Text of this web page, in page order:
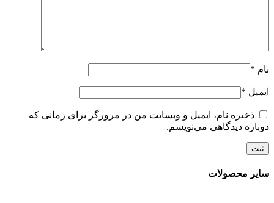
نام *
ایمیل *
ذخیره نام، ایمیل و وبسایت من در مرورگر برای زمانی که
دوباره دیدگاهی می‌نویسم.
سایر محصولات